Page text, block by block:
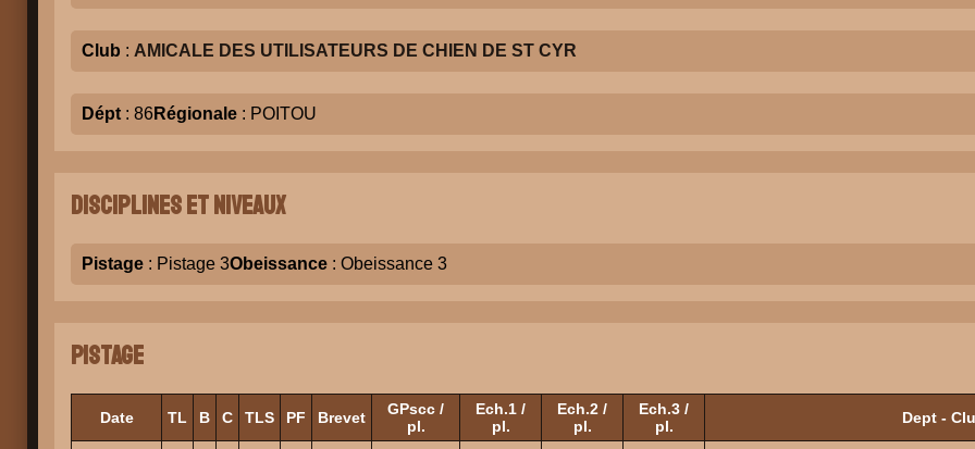
Club : AMICALE DES UTILISATEURS DE CHIEN DE ST CYR
Dépt : 86Régionale : POITOU
Disciplines et niveaux
Pistage : Pistage 3Obeissance : Obeissance 3
Pistage
Date TL B C TLS PF Brevet
GPscc /
pl.
Ech.1 /
pl.
Ech.2 /
pl.
Ech.3 /
pl.
Dept -